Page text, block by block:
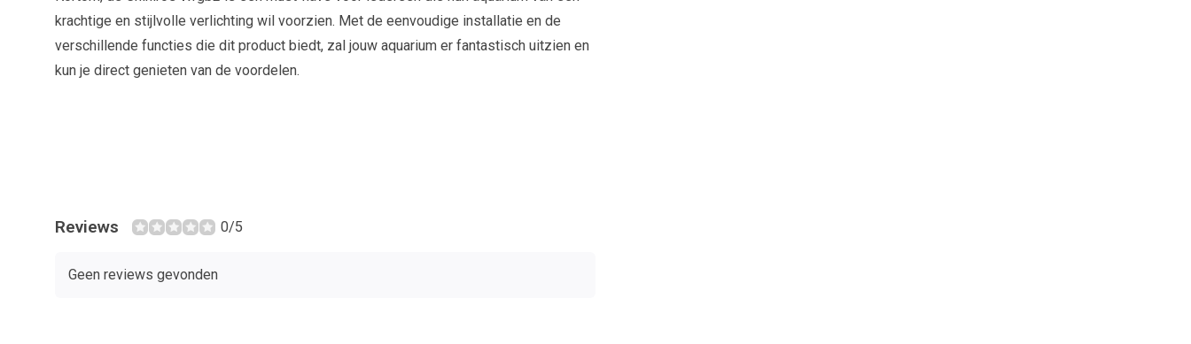
krachtige en stijlvolle verlichting wil voorzien. Met de eenvoudige installatie en de
verschillende functies die dit product biedt, zal jouw aquarium er fantastisch uitzien en
kun je direct genieten van de voordelen.
Reviews 0/5
Geen reviews gevonden